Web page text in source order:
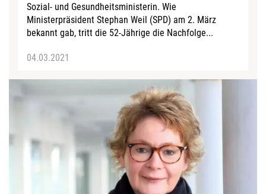
Sozial- und Gesundheitsministerin. Wie
Ministerpräsident Stephan Weil (SPD) am 2. März
bekannt gab, tritt die 52-Jährige die Nachfolge...
04.03.2021